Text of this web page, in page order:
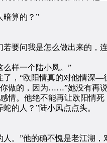
算的？”
问我是怎么做出来的，
样一个陆小凤。”
“欧阳情真的对他情深—
做的，因为……”她没有再
。他绝不能再让欧阳情死
的人？”陆小凤点点头。
”他的确不愧是老江湖，